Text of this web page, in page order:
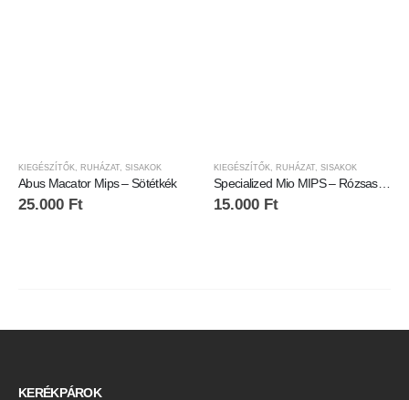
KIEGÉSZÍTŐK, RUHÁZAT, SISAKOK
Abus Macator Mips – Sötétkék
25.000 Ft
KIEGÉSZÍTŐK, RUHÁZAT, SISAKOK
Specialized Mio MIPS – Rózsaszín
15.000 Ft
KERÉKPÁROK